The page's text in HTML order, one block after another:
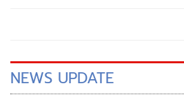
NEWS UPDATE